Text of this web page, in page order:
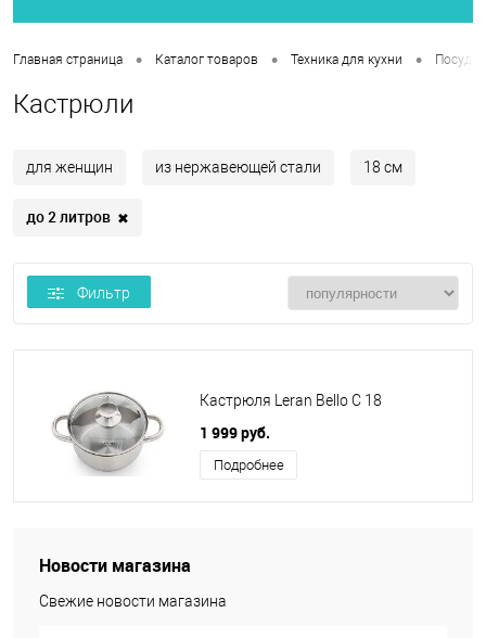
Главная страница • Каталог товаров • Техника для кухни • Посуда
Кастрюли
для женщин из нержавеющей стали 18 см
до 2 литров ✖
Фильтр
Кастрюля Leran Bello C 18
1 999 руб.
Подробнее
Новости магазина
Свежие новости магазина